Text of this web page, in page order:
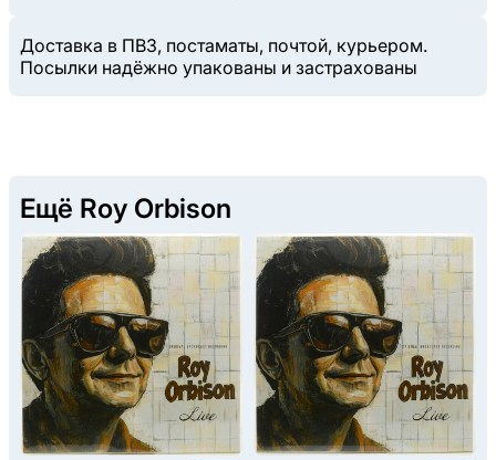
Доставка в ПВЗ, постаматы, почтой, курьером.
Посылки надёжно упакованы и застрахованы
Ещё Roy Orbison